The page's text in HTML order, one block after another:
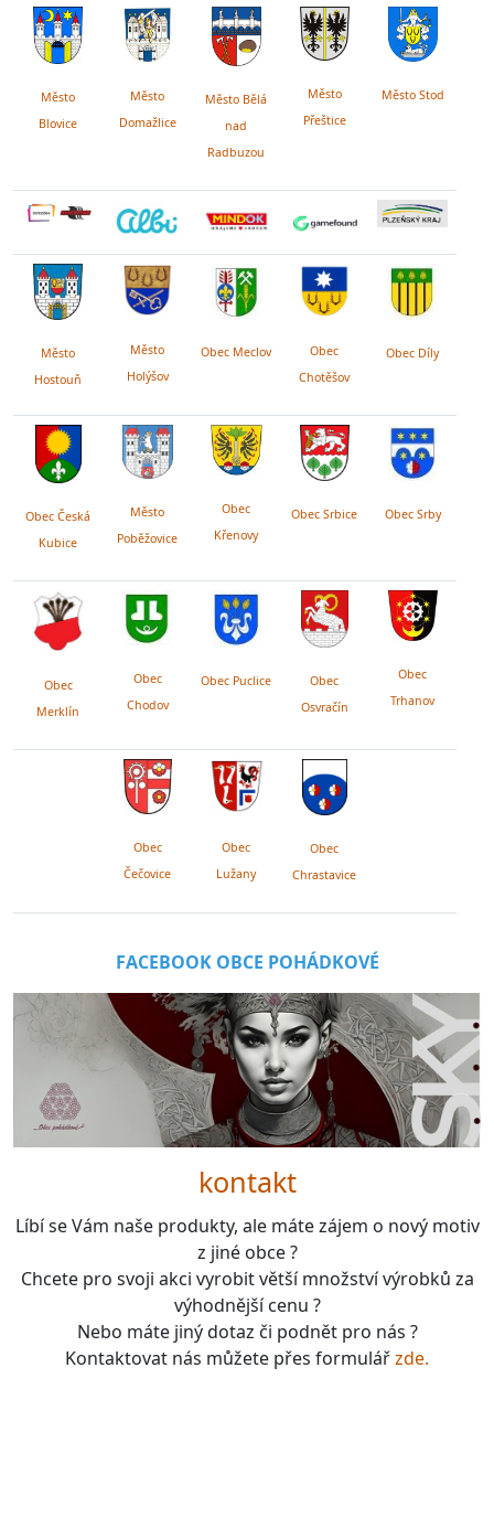
Město
Blovice
Město
Domažlice
Město Bělá
nad
Radbuzou
Město
Přeštice
Město Stod
Město
Hostouň
Město
Holýšov
Obec Meclov
Obec
Chotěšov
Obec Díly
Obec Česká
Kubice
Město
Poběžovice
Obec
Křenovy
Obec Srbice Obec Srby
Obec
Merklín
Obec
Chodov
Obec Puclice
Obec
Osvračín
Obec
Trhanov
Obec
Čečovice
Obec
Lužany
Obec
Chrastavice
FACEBOOK OBCE POHÁDKOVÉ
kontakt
Líbí se Vám naše produkty, ale máte zájem o nový motiv
z jiné obce ?
Chcete pro svoji akci vyrobit větší množství výrobků za
výhodnější cenu ?
Nebo máte jiný dotaz či podnět pro nás ?
Kontaktovat nás můžete přes formulářzde.